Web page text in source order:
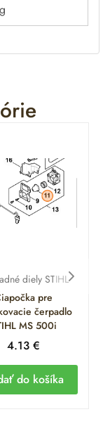
diely STIHL
pre
čerpadlo
MS 500i
4.13€
do košíka